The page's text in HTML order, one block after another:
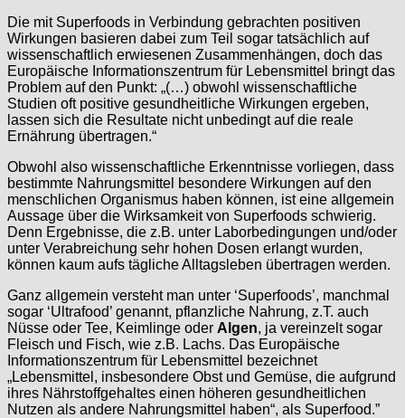
Die mit Superfoods in Verbindung gebrachten positiven
Wirkungen basieren dabei zum Teil sogar tatsächlich auf
wissenschaftlich erwiesenen Zusammenhängen, doch das
Europäische Informationszentrum für Lebensmittel bringt das
Problem auf den Punkt: „(…) obwohl wissenschaftliche
Studien oft positive gesundheitliche Wirkungen ergeben,
lassen sich die Resultate nicht unbedingt auf die reale
Ernährung übertragen.“
Obwohl also wissenschaftliche Erkenntnisse vorliegen, dass
bestimmte Nahrungsmittel besondere Wirkungen auf den
menschlichen Organismus haben können, ist eine allgemein
Aussage über die Wirksamkeit von Superfoods schwierig.
Denn Ergebnisse, die z.B. unter Laborbedingungen und/oder
unter Verabreichung sehr hohen Dosen erlangt wurden,
können kaum aufs tägliche Alltagsleben übertragen werden.
Ganz allgemein versteht man unter ‘Superfoods’, manchmal
sogar ‘Ultrafood’ genannt, pflanzliche Nahrung, z.T. auch
Nüsse oder Tee, Keimlinge oder Algen, ja vereinzelt sogar
Fleisch und Fisch, wie z.B. Lachs. Das Europäische
Informationszentrum für Lebensmittel bezeichnet
„Lebensmittel, insbesondere Obst und Gemüse, die aufgrund
ihres Nährstoffgehaltes einen höheren gesundheitlichen
Nutzen als andere Nahrungsmittel haben“, als Superfood.”